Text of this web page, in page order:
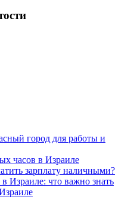
город для работы и
часов в Израиле
зарплату наличными?
Израиле: что важно знать